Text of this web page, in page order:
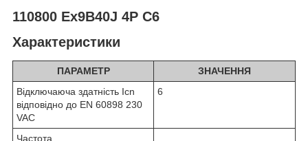
110800 Ex9B40J 4P C6
Характеристики
ПАРАМЕТР
ЗНАЧЕННЯ
Відключаюча здатність Icn
відповідно до EN 60898 230
VAC
6
Частота